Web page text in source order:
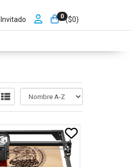
Invitado 0 ($0)